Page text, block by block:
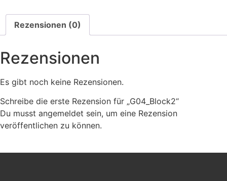
Rezensionen (0)
Rezensionen
Es gibt noch keine Rezensionen.
Schreibe die erste Rezension für „G04_Block2“
Du musst angemeldet sein, um eine Rezension
veröffentlichen zu können.